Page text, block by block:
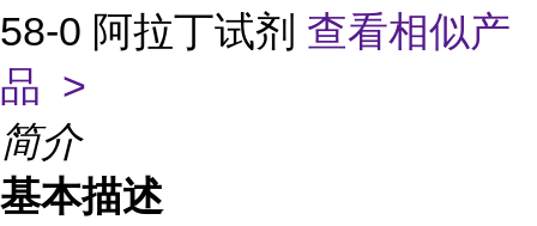
58-0 阿拉丁试剂 查看相似产
品 >
简介
基本描述